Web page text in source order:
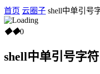
首页 云圈子 shell中单引号
◆◆0
shell中单引号字